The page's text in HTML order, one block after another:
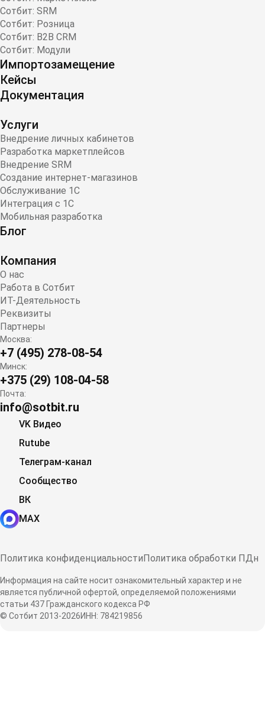
Сотбит: SRM
Сотбит: Розница
Сотбит: B2B CRM
Сотбит: Модули
Импортозамещение
Кейсы
Документация
Услуги
Внедрение личных кабинетов
Разработка маркетплейсов
Внедрение SRM
Создание интернет-магазинов
Обслуживание 1С
Интеграция с 1С
Мобильная разработка
Блог
Компания
О нас
Работа в Сотбит
ИТ-Деятельность
Реквизиты
Партнеры
Москва:
+7 (495) 278-08-54
Минск:
+375 (29) 108-04-58
Почта:
info@sotbit.ru
VK Видео
Rutube
Телеграм-канал
Сообщество
ВК
MAX
Политика конфиденциальности Политика обработки ПДн
Информация на сайте носит ознакомительный характер и не
является публичной офертой, определяемой положениями
статьи 437 Гражданского кодекса РФ
© Сотбит 2013-2026ИНН: 784219856